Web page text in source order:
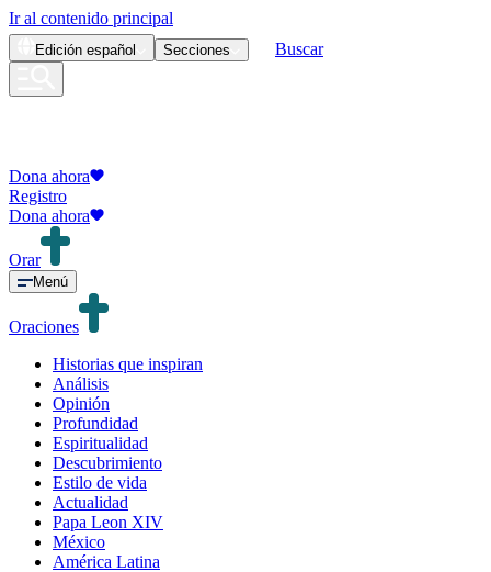
Ir al contenido principal
Edición español Secciones Buscar
Dona ahora
Registro
Dona ahora
Orar
Menú
Oraciones
Historias que inspiran
Análisis
Opinión
Profundidad
Espiritualidad
Descubrimiento
Estilo de vida
Actualidad
Papa Leon XIV
México
América Latina